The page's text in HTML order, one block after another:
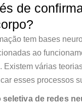
de
tem bases
ao
Existem várias
esses processos
seletiva de redes